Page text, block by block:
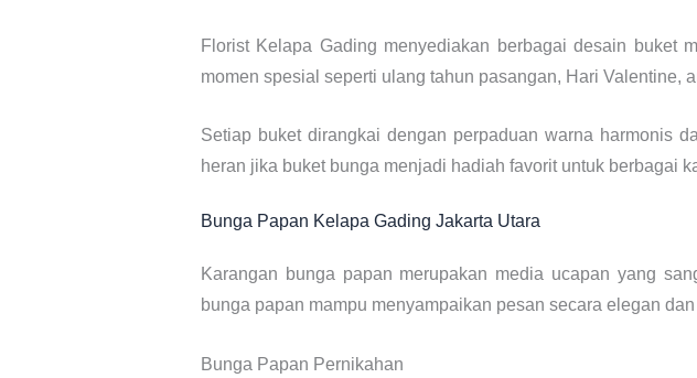
Florist Kelapa Gading menyediakan berbagai desain buket
momen spesial seperti ulang tahun pasangan, Hari Valentine,
Setiap buket dirangkai dengan perpaduan warna harmonis
heran jika buket bunga menjadi hadiah favorit untuk berbagai
Bunga Papan Kelapa Gading Jakarta Utara
Karangan bunga papan merupakan media ucapan yang
bunga papan mampu menyampaikan pesan secara elegan
Bunga Papan Pernikahan